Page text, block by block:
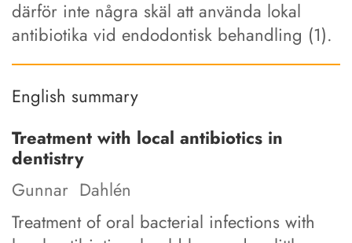
därför inte några skäl att använda lokal
antibiotika vid endodontisk behandling (1).
English summary
Treatment with local antibiotics in
dentistry
Gunnar Dahlén
Treatment of oral bacterial infections with